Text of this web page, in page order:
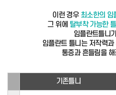
이런 경우 최소한의 임
그 위에 탈부착 가능한
임플란트틀니
임플란트 틀니는 저작력
통증과 흔들림을
기존틀니